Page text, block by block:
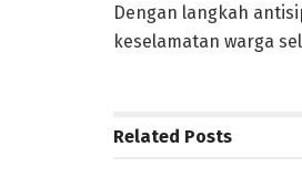
Dengan langkah
keselamatan warga
Related Posts